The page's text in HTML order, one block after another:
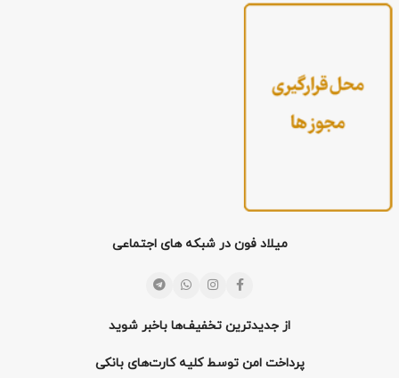
میلاد فون در شبکه های اجتماعی
از جدیدترین تخفیف‌ها باخبر شوید
پرداخت امن توسط کلیه کارت‌های بانکی